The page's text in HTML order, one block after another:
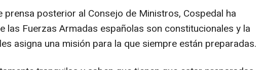
prensa posterior al Consejo de Ministros, Cospedal ha
las Fuerzas Armadas españolas son constitucionales y la
asigna una misión para la que siempre están preparadas.